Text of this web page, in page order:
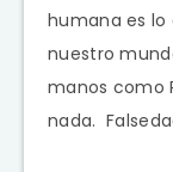
humana es lo
nuestro
manos como
nada.